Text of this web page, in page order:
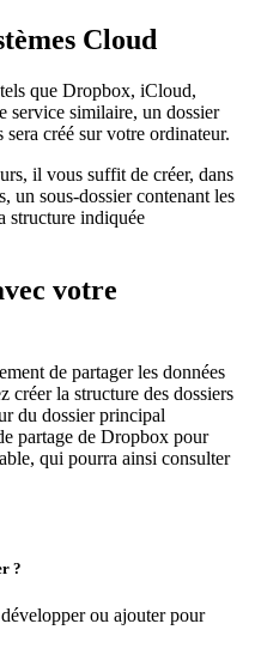
Cloud
tels que Dropbox, iCloud,
similaire, un dossier
créé sur votre ordinateur.
il vous suffit de créer, dans
un sous-dossier contenant les
structure indiquée
votre
de partager les données
créer la structure des dossiers
du dossier principal
partage de Dropbox pour
qui pourra ainsi consulter
?
ou ajouter pour